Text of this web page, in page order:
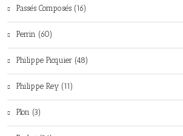
Passés Composés (16)
Perrin (60)
Philippe Picquier (48)
Philippe Rey (11)
Plon (3)